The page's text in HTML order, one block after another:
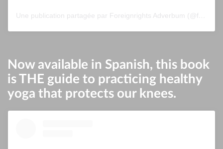
Now available in Spanish, this book
is THE guide to practicing healthy
yoga that protects our knees.